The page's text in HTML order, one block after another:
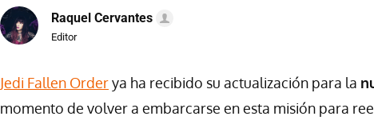
Raquel Cervantes
Editor
Jedi Fallen Orderya ha recibido su actualización para la
momento de volver a embarcarse en esta misión para